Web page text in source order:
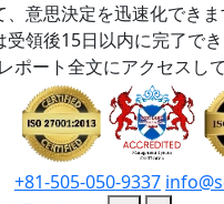
意思決定を迅速化でき
領後15日以内に完了でき
ポート全文にアクセスし
+81-505-050-9337